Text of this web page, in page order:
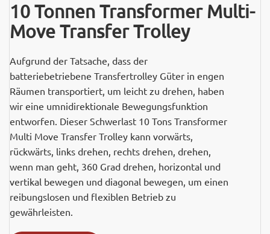
10 Tonnen Transformer Multi-
Move Transfer Trolley
Aufgrund der Tatsache, dass der
batteriebetriebene Transfertrolley Güter in engen
Räumen transportiert, um leicht zu drehen, haben
wir eine umnidirektionale Bewegungsfunktion
entworfen. Dieser Schwerlast 10 Tons Transformer
Multi Move Transfer Trolley kann vorwärts,
rückwärts, links drehen, rechts drehen, drehen,
wenn man geht, 360 Grad drehen, horizontal und
vertikal bewegen und diagonal bewegen, um einen
reibungslosen und flexiblen Betrieb zu
gewährleisten.